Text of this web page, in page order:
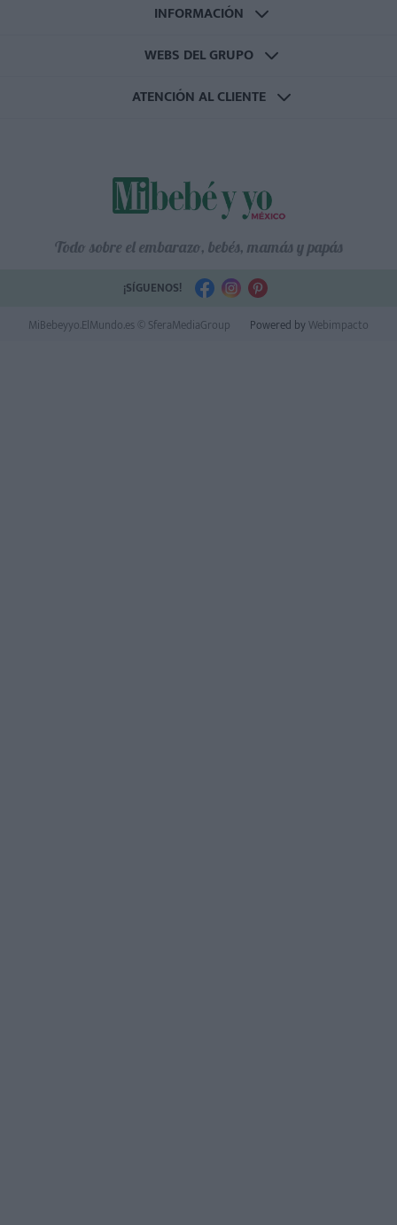
INFORMACIÓN
WEBS DEL GRUPO
ATENCIÓN AL CLIENTE
Todo sobre el embarazo, bebés, mamás y papás
¡SÍGUENOS!
MiBebeyyo.ElMundo.es © SferaMediaGroup
Powered byWebimpacto